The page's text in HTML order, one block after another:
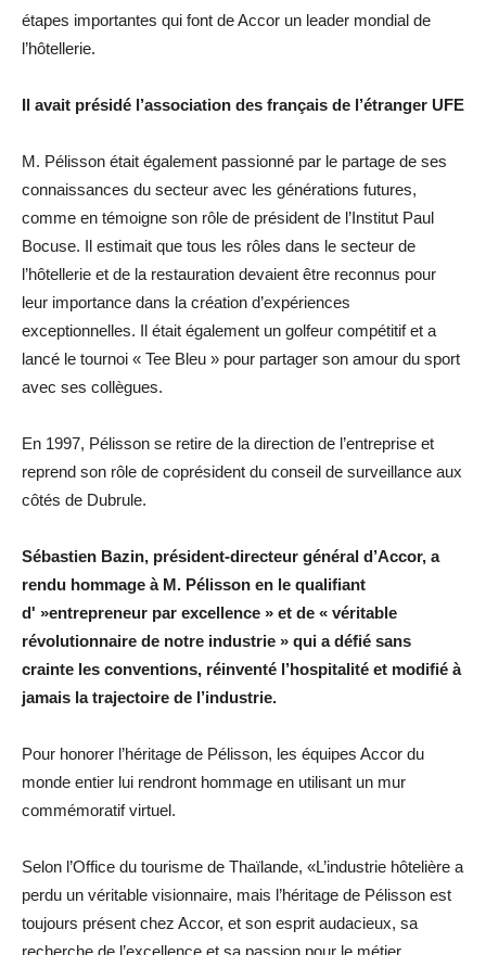
étapes importantes qui font de Accor un leader mondial de
l’hôtellerie.
Il avait présidé l’association des français de l’étranger UFE
M. Pélisson était également passionné par le partage de ses
connaissances du secteur avec les générations futures,
comme en témoigne son rôle de président de l’Institut Paul
Bocuse. Il estimait que tous les rôles dans le secteur de
l’hôtellerie et de la restauration devaient être reconnus pour
leur importance dans la création d’expériences
exceptionnelles. Il était également un golfeur compétitif et a
lancé le tournoi « Tee Bleu » pour partager son amour du sport
avec ses collègues.
En 1997, Pélisson se retire de la direction de l’entreprise et
reprend son rôle de coprésident du conseil de surveillance aux
côtés de Dubrule.
Sébastien Bazin, président-directeur général d’Accor, a
rendu hommage à M. Pélisson en le qualifiant
d' »entrepreneur par excellence » et de « véritable
révolutionnaire de notre industrie » qui a défié sans
crainte les conventions, réinventé l’hospitalité et modifié à
jamais la trajectoire de l’industrie.
Pour honorer l’héritage de Pélisson, les équipes Accor du
monde entier lui rendront hommage en utilisant un mur
commémoratif virtuel.
Selon l’Office du tourisme de Thaïlande, «L’industrie hôtelière a
perdu un véritable visionnaire, mais l’héritage de Pélisson est
toujours présent chez Accor, et son esprit audacieux, sa
recherche de l’excellence et sa passion pour le métier